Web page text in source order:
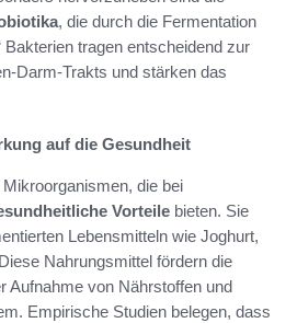
, die durch die Fermentation
Bakterien tragen entscheidend zur
Darm-Trakts und stärken das
auf die Gesundheit
die bei
Vorteile bieten. Sie
Lebensmitteln wie Joghurt,
Nahrungsmittel fördern die
Aufnahme von Nährstoffen und
Empirische Studien belegen, dass